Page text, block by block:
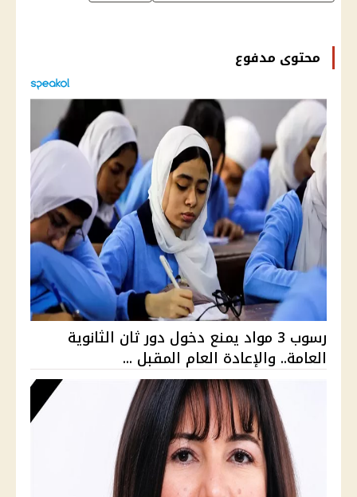
محتوى مدفوع
رسوب 3 مواد يمنع دخول دور ثان الثانوية
العامة.. والإعادة العام المقبل ...